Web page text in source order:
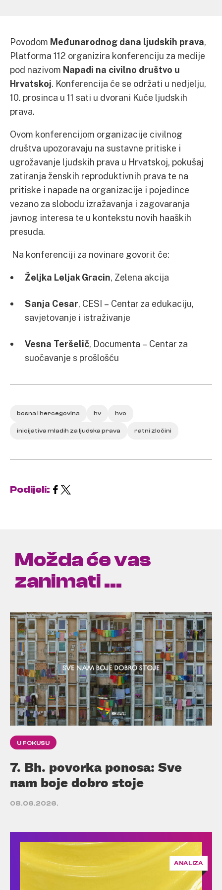
Povodom Međunarodnog dana ljudskih prava,
Platforma 112 organizira konferenciju za medije
pod nazivom Napadi na civilno društvo u
Hrvatskoj. Konferencija će se održati u nedjelju,
10. prosinca u 11 sati u dvorani Kuće ljudskih
prava.
Ovom konferencijom organizacije civilnog
društva upozoravaju na sustavne pritiske i
ugrožavanje ljudskih prava u Hrvatskoj, pokušaj
zatiranja ženskih reproduktivnih prava te na
pritiske i napade na organizacije i pojedince
vezano za slobodu izražavanja i zagovaranja
javnog interesa te u kontekstu novih haaških
presuda.
Na konferenciji za novinare govorit će:
Željka Leljak Gracin, Zelena akcija
Sanja Cesar, CESI – Centar za edukaciju,
savjetovanje i istraživanje
Vesna Teršelič, Documenta – Centar za
suočavanje s prošlošću
bosna i hercegovina hv hvo
inicijativa mladih za ljudska prava ratni zločini
Podijeli:
Možda će vas
zanimati ...
U FOKUSU
7. Bh. povorka ponosa: Sve
nam boje dobro stoje
08.06.2026.
ANALIZA